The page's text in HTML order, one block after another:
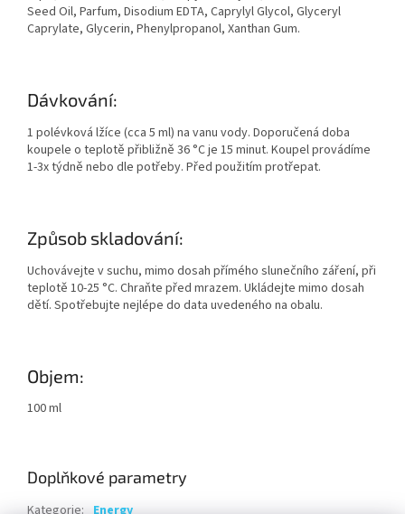
Seed Oil, Parfum, Disodium EDTA, Caprylyl Glycol, Glyceryl
Caprylate, Glycerin, Phenylpropanol, Xanthan Gum.
Dávkování:
1 polévková lžíce (cca 5 ml) na vanu vody. Doporučená doba
koupele o teplotě přibližně 36 °C je 15 minut. Koupel provádíme
1-3x týdně nebo dle potřeby. Před použitím protřepat.
Způsob skladování:
Uchovávejte v suchu, mimo dosah přímého slunečního záření, při
teplotě 10-25 °C. Chraňte před mrazem. Ukládejte mimo dosah
dětí. Spotřebujte nejlépe do data uvedeného na obalu.
Objem:
100 ml
Doplňkové parametry